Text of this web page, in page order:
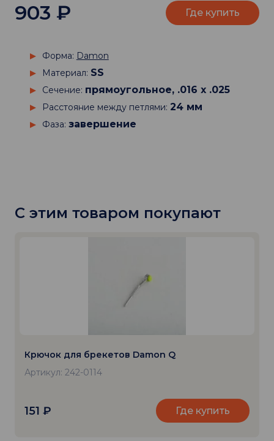
Форма: Damon
Материал: SS
Сечение: прямоугольное, .016 х .025
Расстояние между петлями: 24 мм
Фаза: завершение
903 ₽ Где купить
С этим товаром покупают
Крючок для брекетов Damon Q
Артикул: 242-0114
151 ₽ Где купить